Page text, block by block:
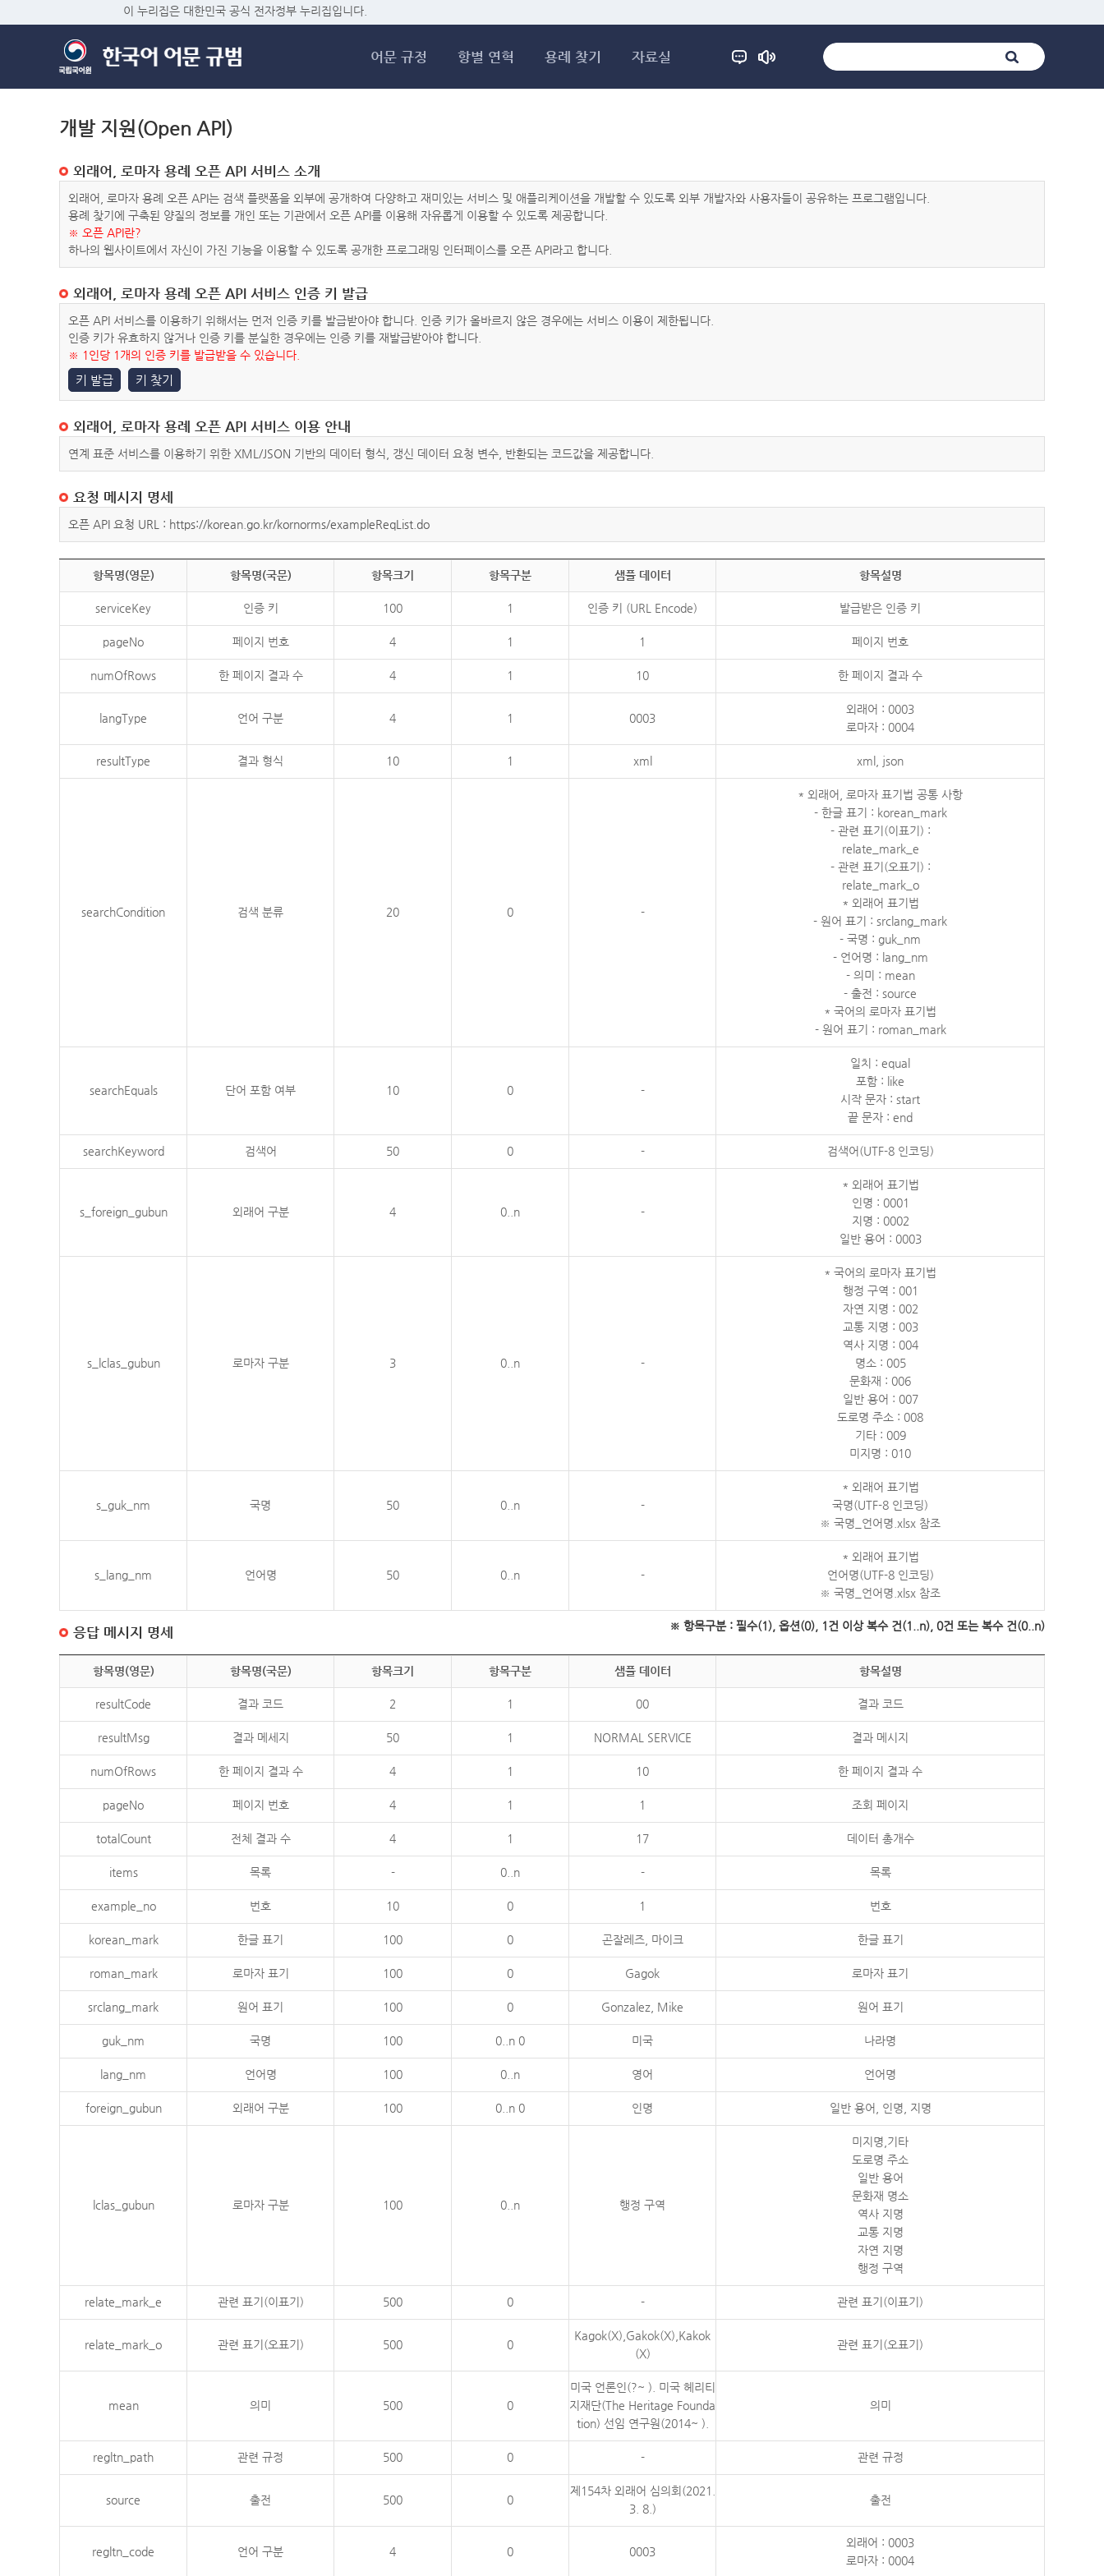
이 누리집은 대한민국 공식 전자정부 누리집입니다.
어문 규정 항별 연혁 용례 찾기 자료실
개발 지원(Open API)
외래어, 로마자 용례 오픈 API 서비스 소개
외래어, 로마자 용례 오픈 API는 검색 플랫폼을 외부에 공개하여 다양하고 재미있는 서비스 및 애플리케이션을 개발할 수 있도록 외부 개발자와 사용자들이 공유하는 프로그램입니다.
용례 찾기에 구축된 양질의 정보를 개인 또는 기관에서 오픈 API를 이용해 자유롭게 이용할 수 있도록 제공합니다.
※ 오픈 API란?
하나의 웹사이트에서 자신이 가진 기능을 이용할 수 있도록 공개한 프로그래밍 인터페이스를 오픈 API라고 합니다.
외래어, 로마자 용례 오픈 API 서비스 인증 키 발급
오픈 API 서비스를 이용하기 위해서는 먼저 인증 키를 발급받아야 합니다. 인증 키가 올바르지 않은 경우에는 서비스 이용이 제한됩니다.
인증 키가 유효하지 않거나 인증 키를 분실한 경우에는 인증 키를 재발급받아야 합니다.
※ 1인당 1개의 인증 키를 발급받을 수 있습니다.
키 발급 키 찾기
외래어, 로마자 용례 오픈 API 서비스 이용 안내
연계 표준 서비스를 이용하기 위한 XML/JSON 기반의 데이터 형식, 갱신 데이터 요청 변수, 반환되는 코드값을 제공합니다.
요청 메시지 명세
오픈 API 요청 URL : https://korean.go.kr/kornorms/exampleReqList.do
항목명(영문) 항목명(국문) 항목크기 항목구분 샘플 데이터 항목설명
serviceKey 인증 키 100 1 인증 키 (URL Encode) 발급받은 인증 키
pageNo 페이지 번호 4 1 1 페이지 번호
numOfRows 한 페이지 결과 수 4 1 10 한 페이지 결과 수
langType 언어 구분 4 1 0003
외래어 : 0003
로마자 : 0004
resultType 결과 형식 10 1 xml xml, json
searchCondition 검색 분류 20 0 -
* 외래어, 로마자 표기법 공통 사항
- 한글 표기 : korean_mark
- 관련 표기(이표기) :
relate_mark_e
- 관련 표기(오표기) :
relate_mark_o
* 외래어 표기법
- 원어 표기 : srclang_mark
- 국명 : guk_nm
- 언어명 : lang_nm
- 의미 : mean
- 출전 : source
* 국어의 로마자 표기법
- 원어 표기 : roman_mark
searchEquals 단어 포함 여부 10 0 -
일치 : equal
포함 : like
시작 문자 : start
끝 문자 : end
searchKeyword 검색어 50 0 - 검색어(UTF-8 인코딩)
s_foreign_gubun 외래어 구분 4 0..n -
* 외래어 표기법
인명 : 0001
지명 : 0002
일반 용어 : 0003
s_lclas_gubun 로마자 구분 3 0..n -
* 국어의 로마자 표기법
행정 구역 : 001
자연 지명 : 002
교통 지명 : 003
역사 지명 : 004
명소 : 005
문화재 : 006
일반 용어 : 007
도로명 주소 : 008
기타 : 009
미지명 : 010
s_guk_nm 국명 50 0..n -
* 외래어 표기법
국명(UTF-8 인코딩)
※ 국명_언어명.xlsx 참조
s_lang_nm 언어명 50 0..n -
* 외래어 표기법
언어명(UTF-8 인코딩)
※ 국명_언어명.xlsx 참조
※ 항목구분 : 필수(1), 옵션(0), 1건 이상 복수 건(1..n), 0건 또는 복수 건(0..n)
응답 메시지 명세
항목명(영문) 항목명(국문) 항목크기 항목구분 샘플 데이터 항목설명
resultCode 결과 코드 2 1 00 결과 코드
resultMsg 결과 메세지 50 1 NORMAL SERVICE 결과 메시지
numOfRows 한 페이지 결과 수 4 1 10 한 페이지 결과 수
pageNo 페이지 번호 4 1 1 조회 페이지
totalCount 전체 결과 수 4 1 17 데이터 총개수
items 목록 - 0..n - 목록
example_no 번호 10 0 1 번호
korean_mark 한글 표기 100 0 곤잘레즈, 마이크 한글 표기
roman_mark 로마자 표기 100 0 Gagok 로마자 표기
srclang_mark 원어 표기 100 0 Gonzalez, Mike 원어 표기
guk_nm 국명 100 0..n 0 미국 나라명
lang_nm 언어명 100 0..n 영어 언어명
foreign_gubun 외래어 구분 100 0..n 0 인명 일반 용어, 인명, 지명
lclas_gubun 로마자 구분 100 0..n 행정 구역
미지명,기타
도로명 주소
일반 용어
문화재 명소
역사 지명
교통 지명
자연 지명
행정 구역
relate_mark_e 관련 표기(이표기) 500 0 - 관련 표기(이표기)
relate_mark_o 관련 표기(오표기) 500 0
Kagok(X),Gakok(X),Kakok
(X)
관련 표기(오표기)
mean 의미 500 0
미국 언론인(?~ ). 미국 헤리티
지재단(The Heritage Founda
tion) 선임 연구원(2014~ ).
의미
regltn_path 관련 규정 500 0 - 관련 규정
source 출전 500 0
제154차 외래어 심의회(2021.
3. 8.)
출전
regltn_code 언어 구분 4 0 0003
외래어 : 0003
로마자 : 0004